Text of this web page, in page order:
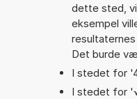
dette sted,
eksempel
Det burde
I stedet for
I stedet for